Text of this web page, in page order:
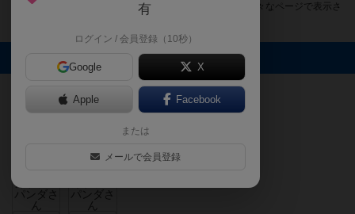
評価を付けることができます。また、トップ6の画像は様々なページで表示さ
有
ログイン / 会員登録（10秒）
Google X
Apple Facebook
または
メールで会員登録